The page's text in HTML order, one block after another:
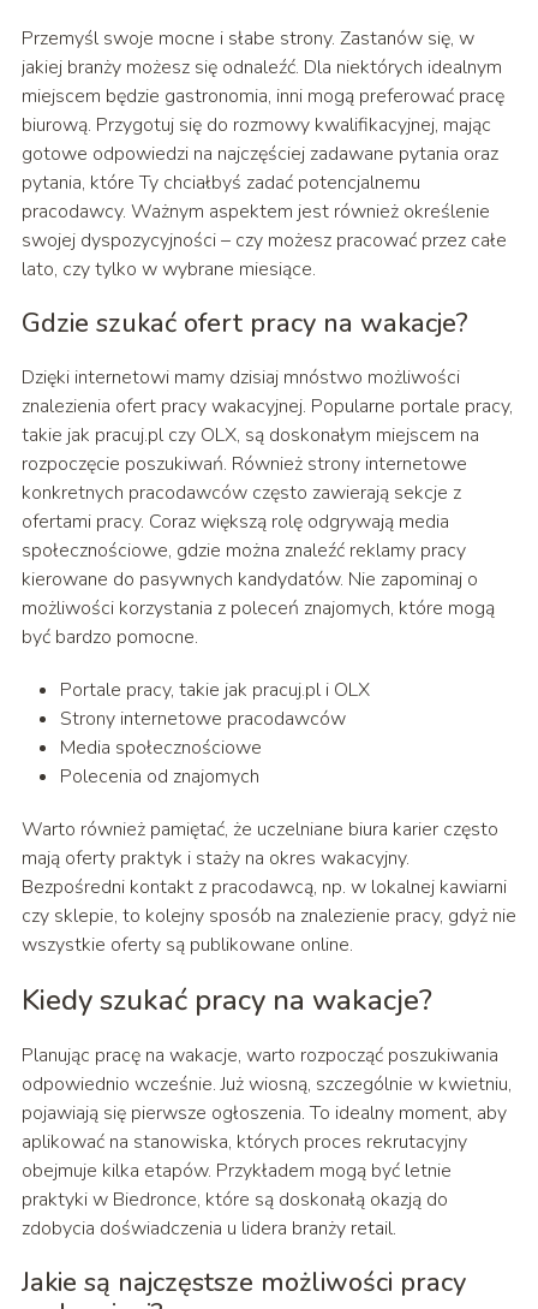
Przemyśl swoje mocne i słabe strony. Zastanów się, w
jakiej branży możesz się odnaleźć. Dla niektórych idealnym
miejscem będzie gastronomia, inni mogą preferować pracę
biurową. Przygotuj się do rozmowy kwalifikacyjnej, mając
gotowe odpowiedzi na najczęściej zadawane pytania oraz
pytania, które Ty chciałbyś zadać potencjalnemu
pracodawcy. Ważnym aspektem jest również określenie
swojej dyspozycyjności – czy możesz pracować przez całe
lato, czy tylko w wybrane miesiące.
Gdzie szukać ofert pracy na wakacje?
Dzięki internetowi mamy dzisiaj mnóstwo możliwości
znalezienia ofert pracy wakacyjnej. Popularne portale pracy,
takie jak pracuj.pl czy OLX, są doskonałym miejscem na
rozpoczęcie poszukiwań. Również strony internetowe
konkretnych pracodawców często zawierają sekcje z
ofertami pracy. Coraz większą rolę odgrywają media
społecznościowe, gdzie można znaleźć reklamy pracy
kierowane do pasywnych kandydatów. Nie zapominaj o
możliwości korzystania z poleceń znajomych, które mogą
być bardzo pomocne.
Portale pracy, takie jak pracuj.pl i OLX
Strony internetowe pracodawców
Media społecznościowe
Polecenia od znajomych
Warto również pamiętać, że uczelniane biura karier często
mają oferty praktyk i staży na okres wakacyjny.
Bezpośredni kontakt z pracodawcą, np. w lokalnej kawiarni
czy sklepie, to kolejny sposób na znalezienie pracy, gdyż nie
wszystkie oferty są publikowane online.
Kiedy szukać pracy na wakacje?
Planując pracę na wakacje, warto rozpocząć poszukiwania
odpowiednio wcześnie. Już wiosną, szczególnie w kwietniu,
pojawiają się pierwsze ogłoszenia. To idealny moment, aby
aplikować na stanowiska, których proces rekrutacyjny
obejmuje kilka etapów. Przykładem mogą być letnie
praktyki w Biedronce, które są doskonałą okazją do
zdobycia doświadczenia u lidera branży retail.
Jakie są najczęstsze możliwości pracy